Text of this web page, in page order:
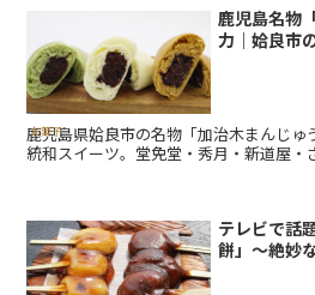
お菓子
鹿児島名物
力｜姶良市
鹿児島県姶良市の名物「加治木まんじゅ
統和スイーツ。堂免堂・秀月・新道屋・
テレビで話
餅」〜絶妙